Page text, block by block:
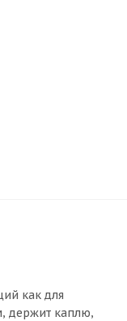
как для
держит каплю,